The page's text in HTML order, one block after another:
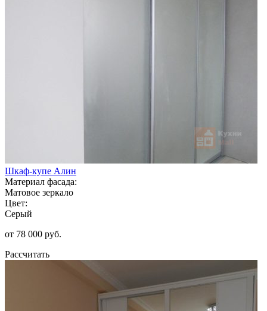
Шкаф-купе Алин
Материал фасада:
Матовое зеркало
Цвет:
Серый
от 78 000 руб.
Рассчитать